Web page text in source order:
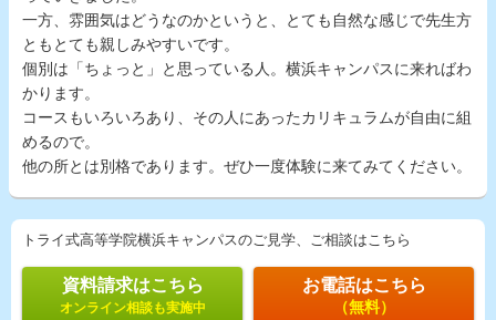
一方、雰囲気はどうなのかというと、とても自然な感じで先生方
ともとても親しみやすいです。
個別は「ちょっと」と思っている人。横浜キャンパスに来ればわ
かります。
コースもいろいろあり、その人にあったカリキュラムが自由に組
めるので。
他の所とは別格であります。ぜひ一度体験に来てみてください。
トライ式高等学院横浜キャンパスのご見学、ご相談はこちら
資料請求はこちら
オンライン相談も実施中
お電話はこちら
（無料）